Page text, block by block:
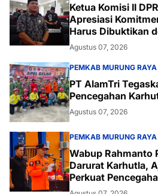
Ketua Komisi II
Apresiasi
Harus Dibuktikan
Agustus 07, 2026
PEMKAB MURUNG RAYA
PT AlamTri
Pencegahan
Agustus 07, 2026
PEMKAB MURUNG RAYA
Wabup Rahmanto
Darurat Karhutla,
Perkuat